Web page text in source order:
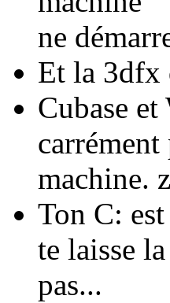
ne
Et la 3dfx
Cubase
machine.
Ton C:
te laisse
pas...